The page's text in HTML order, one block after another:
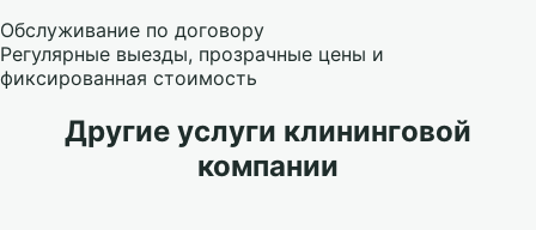
Обслуживание по договору
Регулярные выезды, прозрачные цены и
фиксированная стоимость
Другие услуги клининговой
компании